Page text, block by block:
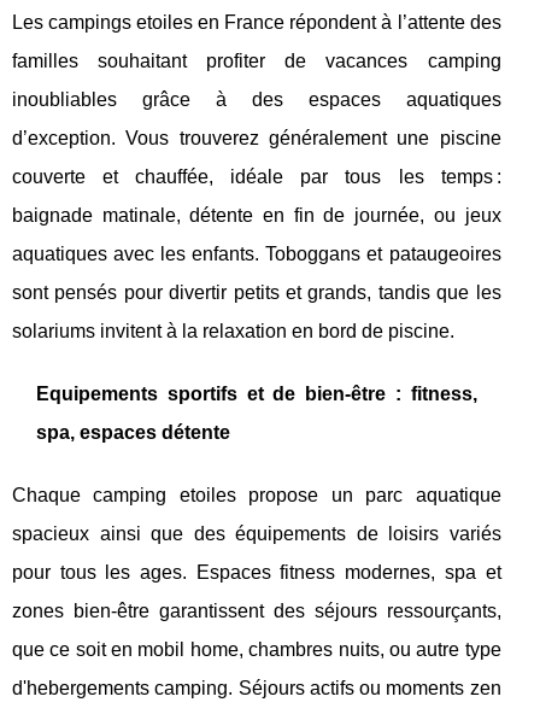
Les campings etoiles en France répondent à l’attente des
familles souhaitant profiter de vacances camping
inoubliables grâce à des espaces aquatiques
d’exception. Vous trouverez généralement une piscine
couverte et chauffée, idéale par tous les temps :
baignade matinale, détente en fin de journée, ou jeux
aquatiques avec les enfants. Toboggans et pataugeoires
sont pensés pour divertir petits et grands, tandis que les
solariums invitent à la relaxation en bord de piscine.
Equipements sportifs et de bien-être : fitness,
spa, espaces détente
Chaque camping etoiles propose un parc aquatique
spacieux ainsi que des équipements de loisirs variés
pour tous les ages. Espaces fitness modernes, spa et
zones bien-être garantissent des séjours ressourçants,
que ce soit en mobil home, chambres nuits, ou autre type
d'hebergements camping. Séjours actifs ou moments zen